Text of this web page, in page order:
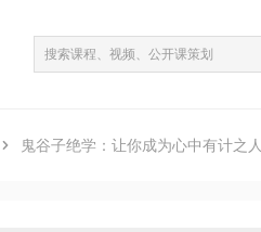
 鬼谷子绝学：让你成为心中有计之人
（共12课）